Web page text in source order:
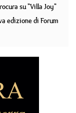
su "Villa Joy"
edizione di Forum